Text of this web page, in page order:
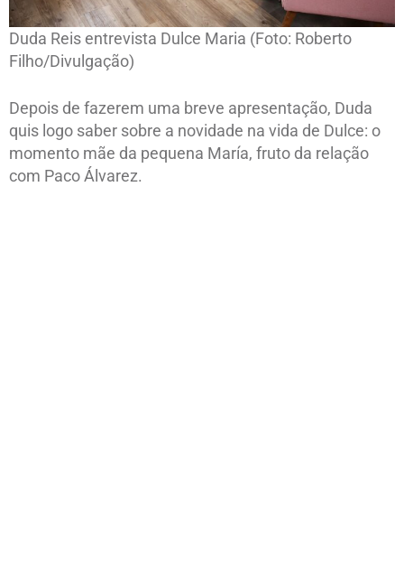
Duda Reis entrevista Dulce Maria (Foto: Roberto
Filho/Divulgação)
Depois de fazerem uma breve apresentação, Duda
quis logo saber sobre a novidade na vida de Dulce: o
momento mãe da pequena María, fruto da relação
com Paco Álvarez.